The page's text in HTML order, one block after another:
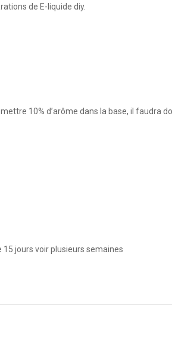
de E-liquide diy.
10% d’arôme dans la base, il faudra
jours voir plusieurs semaines